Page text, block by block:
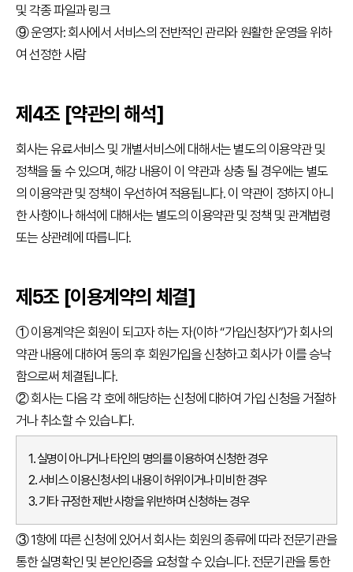
시험
소개
시
활
기
관
등
급
제
안
내
출
도우미
응
시
절
차
응
시
기
준
안
내
수
험
서
안
내
및 각종 파일과 링크
⑨ 운영자: 회사에서 서비스의 전반적인 관리와 원활한 운영을 위하
여 선정한 사람
제4조 [약관의 해석]
회사는 유료서비스 및 개별서비스에 대해서는 별도의 이용약관 및
정책을 둘 수 있으며, 해강 내용이 이 약관과 상충 될 경우에는 별도
의 이용약관 및 정책이 우선하여 적용됩니다. 이 약관이 정하지 아니
한 사항이나 해석에 대해서는 별도의 이용약관 및 정책 및 관계법령
또는 상관례에 따릅니다.
제5조 [이용계약의 체결]
① 이용계약은 회원이 되고자 하는 자(이하 “가입신청자”)가 회사의
약관 내용에 대하여 동의 후 회원가입을 신청하고 회사가 이를 승낙
함으로써 체결됩니다.
② 회사는 다음 각 호에 해당하는 신청에 대하여 가입 신청을 거절하
거나 취소할 수 있습니다.
1. 실명이 아니거나 타인의 명의를 이용하여 신청한 경우
2. 서비스 이용신청서의 내용이 허위이거나 미비한 경우
3. 기타 규정한 제반 사항을 위반하며 신청하는 경우
③ 1항에 따른 신청에 있어서 회사는 회원의 종류에 따라 전문기관을
통한 실명확인 및 본인인증을 요청할 수 있습니다. 전문기관을 통한